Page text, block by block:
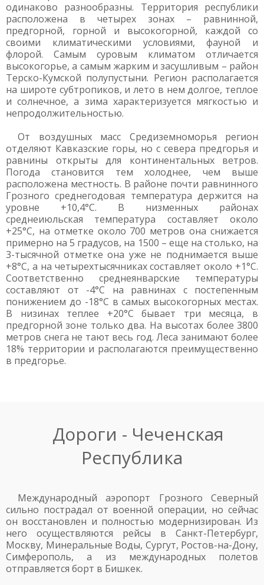
одинаково разнообразны. Территория республики
расположена в четырех зонах – равнинной,
предгорной, горной и высокогорной, каждой со
своими климатическими условиями, фауной и
флорой. Самым суровым климатом отличается
высокогорье, а самым жарким и засушливым – район
Терско-Кумской полупустыни. Регион располагается
на широте субтропиков, и лето в нем долгое, теплое
и солнечное, а зима характеризуется мягкостью и
непродолжительностью.
От воздушных масс Средиземноморья регион
отделяют Кавказские горы, но с севера предгорья и
равнины открыты для континентальных ветров.
Погода становится тем холоднее, чем выше
расположена местность. В районе почти равнинного
Грозного среднегодовая температура держится на
уровне +10,4°С. В низменных районах
среднеиюльская температура составляет около
+25°С, на отметке около 700 метров она снижается
примерно на 5 градусов, на 1500 – еще на столько, на
3-тысячной отметке она уже не поднимается выше
+8°С, а на четырехтысячниках составляет около +1°С.
Соответственно среднеянварские температуры
составляют от -4°С на равнинах с постепенным
понижением до -18°С в самых высокогорных местах.
В низинах теплее +20°С бывает три месяца, в
предгорной зоне только два. На высотах более 3800
метров снега не тают весь год. Леса занимают более
18% территории и располагаются преимущественно
в предгорье.
Дороги - Чеченская
Республика
Международный аэропорт Грозного Северный
сильно пострадал от военной операции, но сейчас
он восстановлен и полностью модернизирован. Из
него осуществляются рейсы в Санкт-Петербург,
Москву, Минеральные Воды, Сургут, Ростов-на-Дону,
Симферополь, а из международных полетов
отправляется борт в Бишкек.